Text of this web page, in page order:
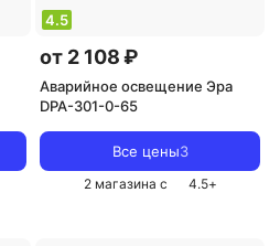
4.5
от 2 108 ₽
Аварийное освещение Эра
DPA-301-0-65
Все цены3
2 магазина с 4.5+